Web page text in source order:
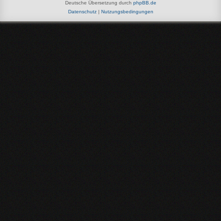
Deutsche Übersetzung durch phpBB.de
Datenschutz| Nutzungsbedingungen